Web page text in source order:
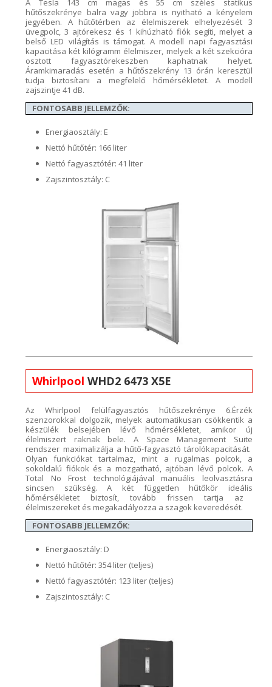
A Tesla 143 cm magas és 55 cm széles statikus
hűtőszekrénye balra vagy jobbra is nyitható a kényelem
jegyében. A hűtőtérben az élelmiszerek elhelyezését 3
üvegpolc, 3 ajtórekesz és 1 kihúzható fiók segíti, melyet a
belső LED világítás is támogat. A modell napi fagyasztási
kapacitása két kilógramm élelmiszer, melyek a két szekcióra
osztott
fagyasztórekeszben kaphatnak helyet.
Áramkimaradás esetén a hűtőszekrény 13 órán keresztül
tudja biztosítani a megfelelő hőmérsékletet. A modell
zajszintje 41 dB.
FONTOSABB JELLEMZŐK:
Energiaosztály: E
Nettó hűtőtér: 166 liter
Nettó fagyasztótér: 41 liter
Zajszintosztály: C
WhirlpoolWHD2 6473 X5E
AzWhirlpool felülfagyasztós hűtőszekrénye 6.Érzék
szenzorokkal dolgozik, melyek automatikusan csökkentik a
készülék belsejében lévő hőmérsékletet, amikor új
élelmiszert raknak bele. A Space Management Suite
rendszer maximalizálja a hűtő-fagyasztó tárolókapacitását.
Olyanfunkciókat tartalmaz, mint a rugalmas polcok, a
sokoldalú fiókok és a mozgatható, ajtóban lévő polcok. A
Total No Frost technológiájával manuális leolvasztásra
sincsen szükség.A két független hűtőkör ideális
hőmérsékletet biztosít, tovább frissen tartja az
élelmiszereket és megakadályozza a szagok keveredését.
FONTOSABB JELLEMZŐK:
Energiaosztály: D
Nettó hűtőtér: 354 liter (teljes)
Nettó fagyasztótér: 123 liter (teljes)
Zajszintosztály: C